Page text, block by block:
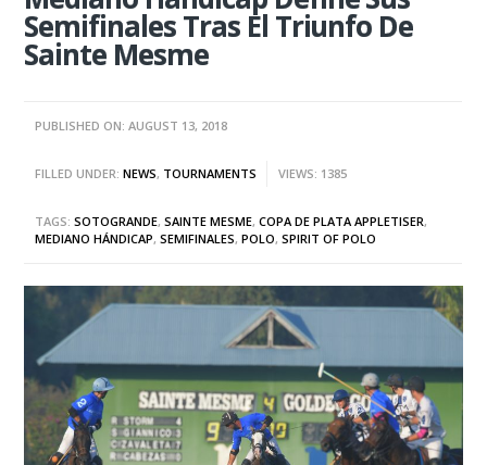
Semifinales Tras El Triunfo De
Sainte Mesme
PUBLISHED ON: AUGUST 13, 2018
FILLED UNDER:NEWS, TOURNAMENTS VIEWS: 1385
TAGS:SOTOGRANDE,SAINTE MESME,COPA DE PLATA APPLETISER,
MEDIANO HÁNDICAP,SEMIFINALES,POLO,SPIRIT OF POLO